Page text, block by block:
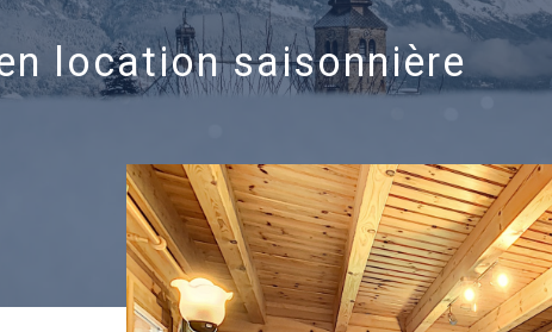
location saisonnière